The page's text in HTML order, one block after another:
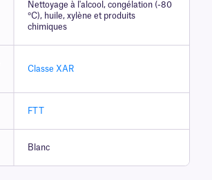
Nettoyage à l'alcool, congélation (-80
°C), huile, xylène et produits
chimiques
Classe XAR
FTT
Blanc